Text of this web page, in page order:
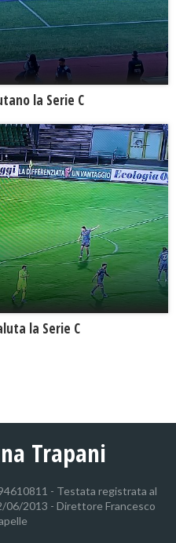
la Serie C
la Serie C
Trapani
- Testata registrata al
06/2013 - Direttore Francesco